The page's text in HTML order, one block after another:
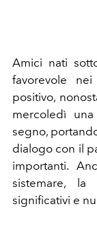
Amici nati
favorevole
positivo,
mercoledì
segno,
dialogo con il
importanti.
sistemare, la
significativi e